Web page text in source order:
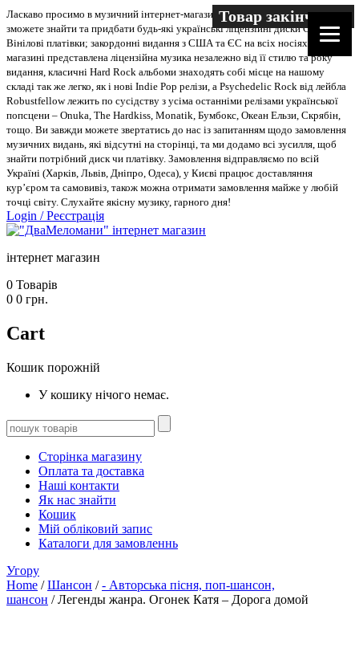
Ласкаво просимо в музичний інтернет-магазин “Два меломани”. У нас Ви
зможете знайти та придбати будь-які українські ліцензійні диски CD, DVD,
Вінілові платівки; закордонні видання з США та ЄС на всіх носіях. В
магазині представлена ліцензійна музика незалежно від її стилю та року
видання, класичні Hard Rock альбоми знаходять собі місце на нашому
складі так же легко, як і нові Indie Pop релізи, а Psychedelic Rock від лейбла
Robustfellow лежить по сусідству з усіма останніми релізами української
попсцени – Onuka, The Hardkiss, Monatik, Бумбокс, Океан Ельзи, Скрябін,
тощо. Ви завжди можете звертатись до нас із запитанням щодо замовлення
музичних видань, які відсутні на сторінці, та ми додамо всі зусилля, щоб
знайти потрібний диск чи платівку. Замовлення відправляємо по всій
Україні (Харків, Львів, Дніпро, Одеса), у Києві працює доставляння
кур’єром та самовивіз, також можна отримати замовлення майже у любій
точці світу. Слухайте якісну музику, гарного дня!
Login /Реєстрація
інтернет магазин
0 Товарів
0 0 грн.
Cart
Кошик порожній
У кошику нічого немає.
Сторінка магазину
Оплата та доставка
Наші контакти
Як нас знайти
Кошик
Мій обліковий запис
Каталоги для замовленнь
Угору
Home /Шансон /- Авторська пісня, поп-шансон,
шансон / Легенды жанра. Огонек Катя – Дорога домой
Товар закінчився